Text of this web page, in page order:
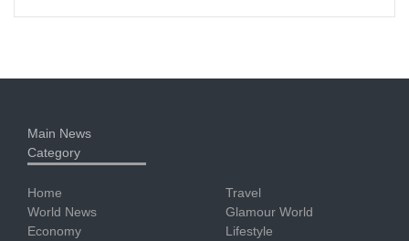
Main News
Category
Home
World News
Economy
Travel
Glamour World
Lifestyle